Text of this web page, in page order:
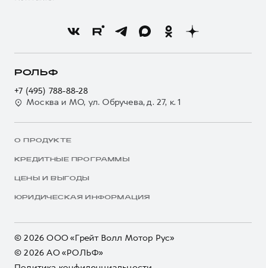
РОЛЬФ
+7 (495) 788-88-28
Москва и МО, ул. Обручева, д. 27, к. 1
О ПРОДУКТЕ
КРЕДИТНЫЕ ПРОГРАММЫ
ЦЕНЫ И ВЫГОДЫ
ЮРИДИЧЕСКАЯ ИНФОРМАЦИЯ
© 2026 ООО «Грейт Волл Мотор Рус»
© 2026 АО «РОЛЬФ»